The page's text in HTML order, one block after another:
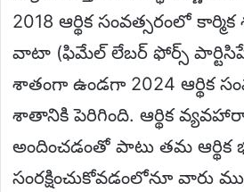
2018 ఆర్థిక సంవత్సరంలో
వాటా (ఫిమేల్ లేబర్ ఫోర్స్
శాతంగా ఉండగా 2024 ఆర్థిక
శాతానికి పెరిగింది. ఆర్థిక
అందించడంతో పాటు తమ ఆర్థిక
సంరక్షించుకోవడంలోనూ వారు